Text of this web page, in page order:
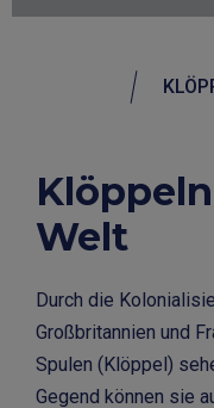
Welt
Durch die
Großbritannien und
Spulen (Klöppel)
Gegend können sie